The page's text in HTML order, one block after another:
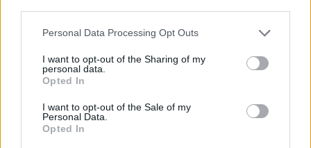
Please note that this website/app uses one or more Google
not limited to your visit or usage behaviour. You may click to
grant or deny consent to Google and its third-party tags to
use your data for below specified purposes in below Google
consent section.
Personal Data Processing Opt Outs
I want to opt-out of the Sharing of my
personal data.
Opted In
I want to opt-out of the Sale of my
Personal Data.
Opted In
Országos hírek
Túlfogyasztás napja - július 30-ra